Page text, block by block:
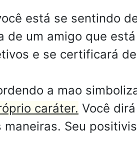
está se sentindo
de um amigo que
e se certificará
a mao
caráter. Você
Seu